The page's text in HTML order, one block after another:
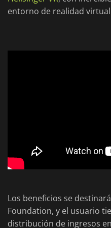
entorno de realidad
Los beneficios se
Foundation, y el usuario
distribución de ingresos